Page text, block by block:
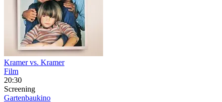
Kramer vs. Kramer
Film
20:30
Screening
Gartenbaukino